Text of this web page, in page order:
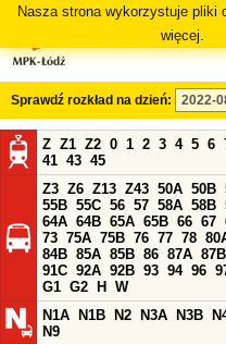
Nasza strona wykorzystuje pliki
więcej.
Sprawdź rozkład na dzień:
Z Z1 Z2 0 1 2 3 4 5 6
41 43 45
Z3 Z6 Z13 Z43 50A 50B
55B 55C 56 57 58A 58B
64A 64B 65A 65B 66 67
73 75A 75B 76 77 78
84B 85A 85B 86 87A 87B
91C 92A 92B 93 94 96
G1 G2 H
W
N1A
N1B N2 N3A N3B
N9